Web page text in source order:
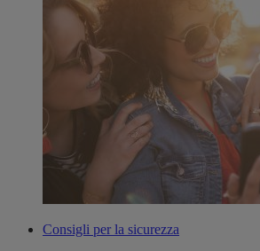
Consigli per la sicurezza